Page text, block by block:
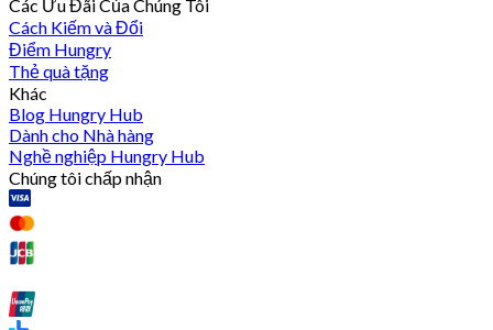
Các Ưu Đãi Của Chúng Tôi
Cách Kiếm và Đổi
Điểm Hungry
Thẻ quà tặng
Khác
Blog Hungry Hub
Dành cho Nhà hàng
Nghề nghiệp Hungry Hub
Chúng tôi chấp nhận